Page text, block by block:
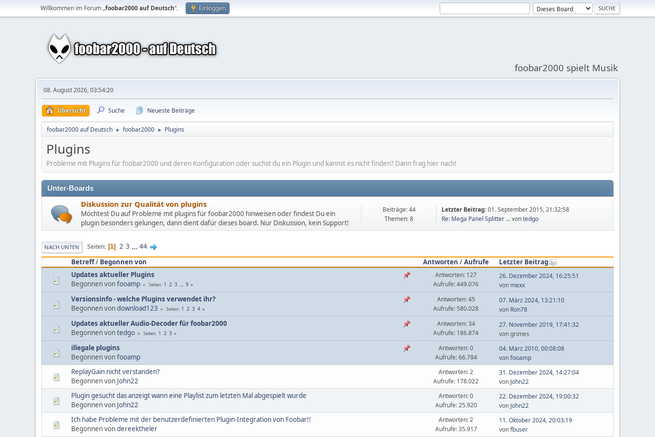
Willkommen im Forum „foobar2000 auf Deutsch“. Einloggen
foobar2000 spielt Musik
08. August 2026, 03:54:20
Übersicht Suche Neueste Beiträge
foobar2000 auf Deutsch ► foobar2000 ► Plugins
Plugins
Probleme mit Plugins für foobar2000 und deren Konfiguration oder suchst du ein Plugin und kannst es nicht finden? Dann frag hier nach!
Unter-Boards
Diskussion zur Qualität von plugins
Möchtest Du auf Probleme mit plugins für foobar2000 hinweisen oder findest Du ein
plugin besonders gelungen, dann dient dafür dieses board. Nur Diskussion, kein Support!
Beiträge: 44
Themen: 8
Letzter Beitrag:01. September 2015, 21:32:58
Re: Mega Panel Splitter ...vontedgo
NACH UNTEN Seiten 1 2 3 ... 44
Betreff/ Begonnen von Antworten /Aufrufe
Letzter Beitrag
Updates aktueller Plugins
Begonnen vonfooamp Seiten 1 2 3 ... 9
Antworten: 127
Aufrufe: 449.076
26. Dezember 2024, 16:25:51
von mexx
Versionsinfo - welche Plugins verwendet ihr?
Begonnen vondownload123 Seiten 1 2 3 4
Antworten: 45
Aufrufe: 580.028
07. März 2024, 13:21:10
von Ron78
Updates aktueller Audio-Decoder für foobar2000
Begonnen vontedgo Seiten 1 2 3
Antworten: 34
Aufrufe: 186.874
27. November 2019, 17:41:32
von grimes
illegale plugins
Begonnen vonfooamp
Antworten: 0
Aufrufe: 66.784
04. März 2010, 00:08:08
vonfooamp
ReplayGain nicht verstanden?
Begonnen von John22
Antworten: 2
Aufrufe: 178.022
31. Dezember 2024, 14:27:04
von John22
Plugin gesucht das anzeigt wann eine Playlist zum letzten Mal abgespielt wurde
Begonnen von John22
Antworten: 0
Aufrufe: 25.920
22. Dezember 2024, 19:00:32
von John22
Ich habe Probleme mit der benutzerdefinierten Plugin-Integration von Foobar!!
Begonnen vondereektheler
Antworten: 2
Aufrufe: 35.917
11. Oktober 2024, 20:03:19
vonfbuser